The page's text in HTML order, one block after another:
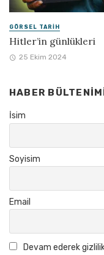
GÖRSEL TARIH
Hitler’in günlükleri
25 Ekim 2024
HABER
İsim
Soyisim
Email
Devam ederek